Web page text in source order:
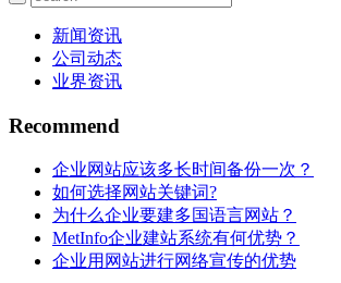
新闻资讯
公司动态
业界资讯
Recommend
企业网站应该多长时间备份一次？
如何选择网站关键词?
为什么企业要建多国语言网站？
MetInfo企业建站系统有何优势？
企业用网站进行网络宣传的优势